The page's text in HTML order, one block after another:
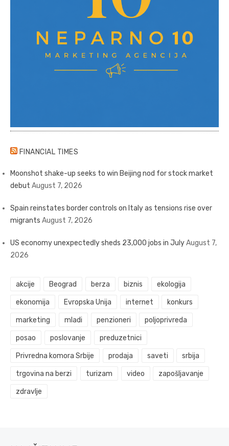
FINANCIAL TIMES
Moonshot shake-up seeks to win Beijing nod for stock market
debut August 7, 2026
Spain reinstates border controls on Italy as tensions rise over
migrants August 7, 2026
US economy unexpectedly sheds 23,000 jobs in JulyAugust 7,
2026
akcije Beograd berza biznis ekologija
ekonomija Evropska Unija internet konkurs
marketing mladi penzioneri poljoprivreda
posao poslovanje preduzetnici
Privredna komora Srbije prodaja saveti srbija
trgovina na berzi turizam video zapošljavanje
zdravlje